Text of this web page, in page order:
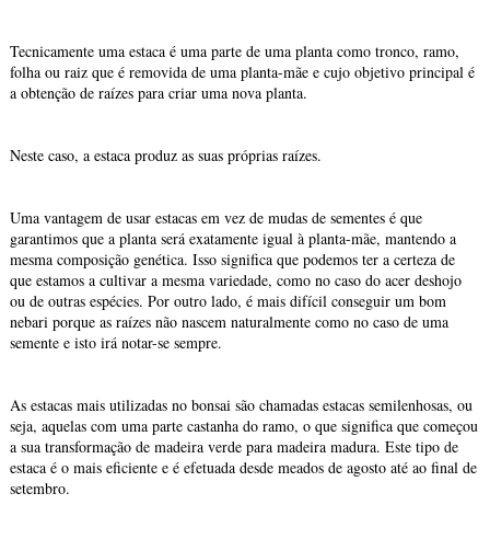
Tecnicamente uma estaca é uma parte de uma planta como tronco, ramo,
folha ou raiz que é removida de uma planta-mãe e cujo objetivo principal é
a obtenção de raízes para criar uma nova planta.
Neste caso, a estaca produz as suas próprias raízes.
Uma vantagem de usar estacas em vez de mudas de sementes é que
garantimos que a planta será exatamente igual à planta-mãe, mantendo a
mesma composição genética. Isso significa que podemos ter a certeza de
que estamos a cultivar a mesma variedade, como no caso do acer deshojo
ou de outras espécies. Por outro lado, é mais difícil conseguir um bom
nebari porque as raízes não nascem naturalmente como no caso de uma
semente e isto irá notar-se sempre.
As estacas mais utilizadas no bonsai são chamadas estacas semilenhosas, ou
seja, aquelas com uma parte castanha do ramo, o que significa que começou
a sua transformação de madeira verde para madeira madura. Este tipo de
estaca é o mais eficiente e é efetuada desde meados de agosto até ao final de
setembro.